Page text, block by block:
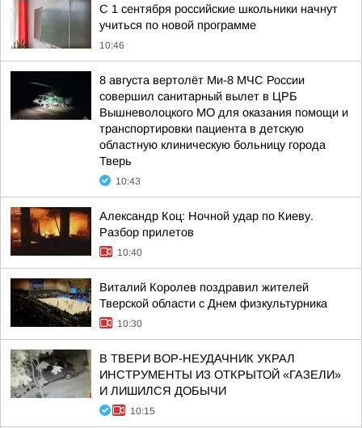
С 1 сентября российские школьники начнут
учиться по новой программе
10:46
8 августа вертолёт Ми-8 МЧС России
совершил санитарный вылет в ЦРБ
Вышневолоцкого МО для оказания помощи и
транспортировки пациента в детскую
областную клиническую больницу города
Тверь
10:43
Александр Коц: Ночной удар по Киеву.
Разбор прилетов
10:40
Виталий Королев поздравил жителей
Тверской области с Днем физкультурника
10:30
В ТВЕРИ ВОР-НЕУДАЧНИК УКРАЛ
ИНСТРУМЕНТЫ ИЗ ОТКРЫТОЙ «ГАЗЕЛИ»
И ЛИШИЛСЯ ДОБЫЧИ
10:15